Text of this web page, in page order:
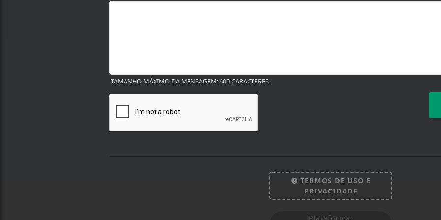
TAMANHO MÁXIMO DA MENSAGEM: 600 CARACTERES.
TERMOS DE USO E
PRIVACIDADE
Plataforma: